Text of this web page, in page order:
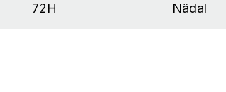
72H Nädal